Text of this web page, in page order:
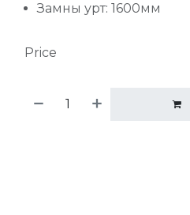
Замны урт: 1600мм
Price